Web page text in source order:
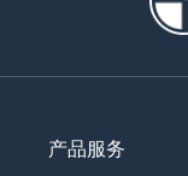
产品服务